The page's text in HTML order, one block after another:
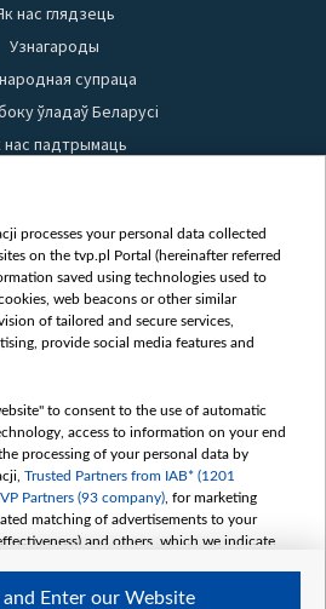
нас глядзець
Узнагароды
супраца
ўладаў Беларусі
нас падтрымаць
матэрыялаў
Бяспека
Youtube
Белсат news
Белсат Shorts
мульт
Belsat English
Biełsat PL
Белсат Now
Белсат History
Белсат Music
processes your personal data collected
on the tvp.pl Portal (hereinafter referred
saved using technologies used to
web beacons or other similar
of tailored and secure services,
provide social media features and
to consent to the use of automatic
access to information on your end
processing of your personal data by
Trusted Partners from IAB* (1201
Partners (93 company) , for marketing
matching of advertisements to your
and others, which we indicate
and Enter our Website